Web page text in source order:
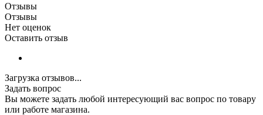
Отзывы
Отзывы
Нет оценок
Оставить отзыв
Загрузка отзывов...
Задать вопрос
Вы можете задать любой интересующий вас вопрос по товару
или работе магазина.